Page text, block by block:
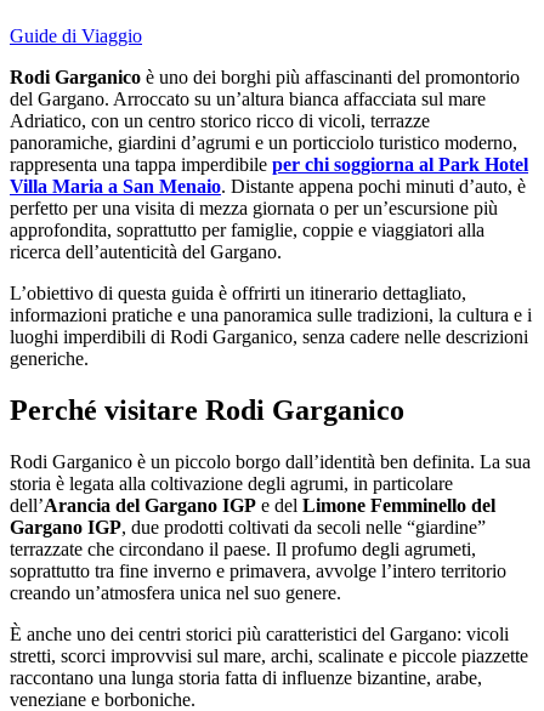
Guide di Viaggio
Rodi Garganico è uno dei borghi più affascinanti del promontorio
del Gargano. Arroccato su un’altura bianca affacciata sul mare
Adriatico, con un centro storico ricco di vicoli, terrazze
panoramiche, giardini d’agrumi e un porticciolo turistico moderno,
rappresenta una tappa imperdibile per chi soggiorna al Park Hotel
Villa Maria a San Menaio. Distante appena pochi minuti d’auto, è
perfetto per una visita di mezza giornata o per un’escursione più
approfondita, soprattutto per famiglie, coppie e viaggiatori alla
ricerca dell’autenticità del Gargano.
L’obiettivo di questa guida è offrirti un itinerario dettagliato,
informazioni pratiche e una panoramica sulle tradizioni, la cultura e i
luoghi imperdibili di Rodi Garganico, senza cadere nelle descrizioni
generiche.
Perché visitare Rodi Garganico
Rodi Garganico è un piccolo borgo dall’identità ben definita. La sua
storia è legata alla coltivazione degli agrumi, in particolare
dell’Arancia del Gargano IGP e del Limone Femminello del
Gargano IGP, due prodotti coltivati da secoli nelle “giardine”
terrazzate che circondano il paese. Il profumo degli agrumeti,
soprattutto tra fine inverno e primavera, avvolge l’intero territorio
creando un’atmosfera unica nel suo genere.
È anche uno dei centri storici più caratteristici del Gargano: vicoli
stretti, scorci improvvisi sul mare, archi, scalinate e piccole piazzette
raccontano una lunga storia fatta di influenze bizantine, arabe,
veneziane e borboniche.